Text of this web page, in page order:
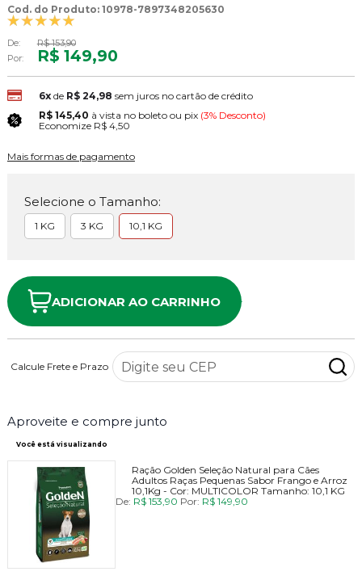
Cod. do Produto: 10978-7897348205630
De:
R$ 153,90
Por:
R$ 149,90
6xde R$ 24,98 sem juros no cartão de crédito
R$ 145,40 à vista no boleto ou pix (3% Desconto)
Economize R$ 4,50
Mais formas de pagamento
Selecione o Tamanho:
1 KG 3 KG 10,1 KG
ADICIONAR AO CARRINHO
Calcule Frete e Prazo
Aproveite e compre junto
Você está visualizando
Ração Golden Seleção Natural para Cães
Adultos Raças Pequenas Sabor Frango e Arroz
10,1Kg - Cor: MULTICOLOR Tamanho: 10,1 KG
De: R$ 153,90 Por: R$ 149,90